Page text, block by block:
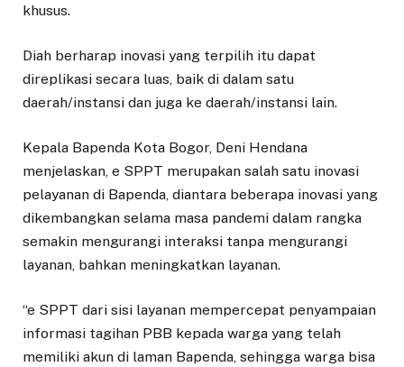
khusus.
Diah berharap inovasi yang terpilih itu dapat
direplikasi secara luas, baik di dalam satu
daerah/instansi dan juga ke daerah/instansi lain.
Kepala Bapenda Kota Bogor, Deni Hendana
menjelaskan, e SPPT merupakan salah satu inovasi
pelayanan di Bapenda, diantara beberapa inovasi yang
dikembangkan selama masa pandemi dalam rangka
semakin mengurangi interaksi tanpa mengurangi
layanan, bahkan meningkatkan layanan.
“e SPPT dari sisi layanan mempercepat penyampaian
informasi tagihan PBB kepada warga yang telah
memiliki akun di laman Bapenda, sehingga warga bisa